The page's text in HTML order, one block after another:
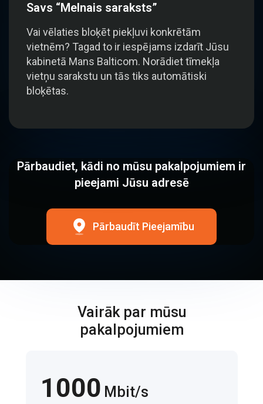
Savs “Melnais saraksts”
Vai vēlaties bloķēt piekļuvi konkrētām
vietnēm? Tagad to ir iespējams izdarīt Jūsu
kabinetā Mans Balticom. Norādiet tīmekļa
vietņu sarakstu un tās tiks automātiski
bloķētas.
Pārbaudiet, kādi no mūsu pakalpojumiem ir
pieejami Jūsu adresē
Pārbaudīt Pieejamību
Vairāk par mūsu
pakalpojumiem
1000 Mbit/s